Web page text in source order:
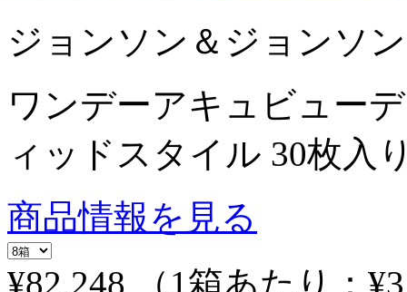
ジョンソン＆ジョンソン
ワンデーアキュビュー
ィッドスタイル 30枚入
商品情報を見る
¥82,248
（1箱あたり：